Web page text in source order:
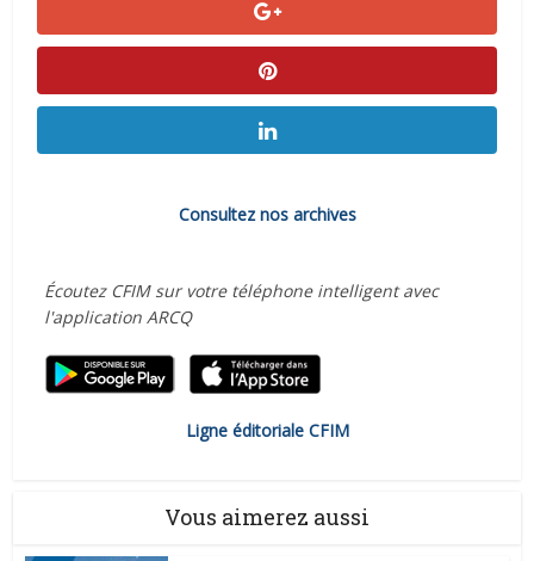
Consultez nos archives
Écoutez CFIM sur votre téléphone intelligent avec
l'application ARCQ
Ligne éditoriale CFIM
Vous aimerez aussi